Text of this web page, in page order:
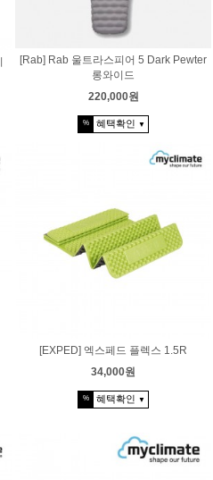
[Rab] Rab 울트라스피어 5 Dark Pewter
롱와이드
220,000원
% 혜택확인 ▼
[EXPED] 엑스페드 플렉스 1.5R
34,000원
% 혜택확인 ▼